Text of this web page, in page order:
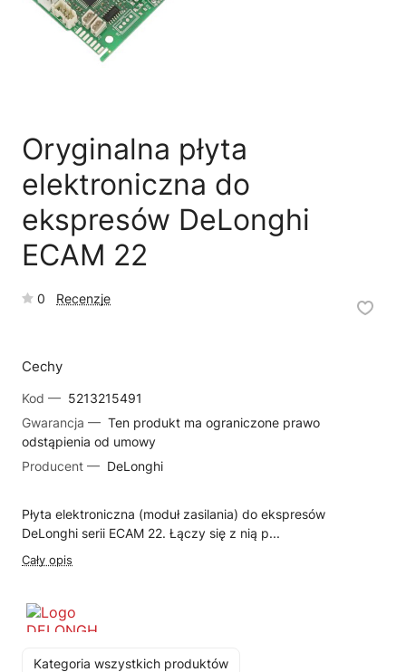
Oryginalna płyta
elektroniczna do
ekspresów DeLonghi
ECAM 22
0 Recenzje
Cechy
Kod — 5213215491
Gwarancja — Ten produkt ma ograniczone prawo
odstąpienia od umowy
Producent — DeLonghi
Płyta elektroniczna (moduł zasilania) do ekspresów
DeLonghi serii ECAM 22. Łączy się z nią p...
Cały opis
Kategoria wszystkich produktów
🗹Reklamacja naprawy